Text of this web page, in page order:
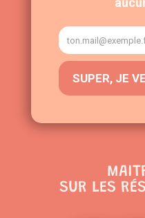
SUR LES